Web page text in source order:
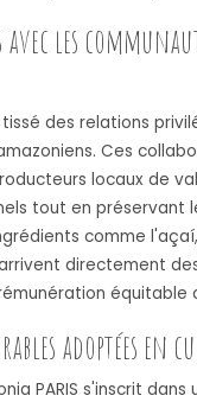
les
des relations
Ces
locaux de
tout en préservant
comme
directement
équitable
adoptées en
PARIS s'inscrit